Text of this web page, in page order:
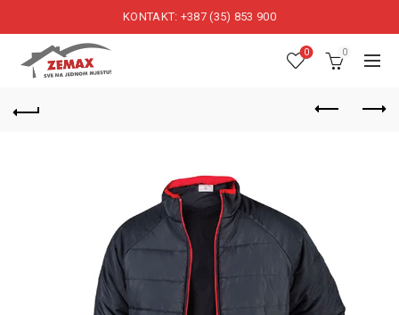
KONTAKT: +387 (35) 853 900
0 0